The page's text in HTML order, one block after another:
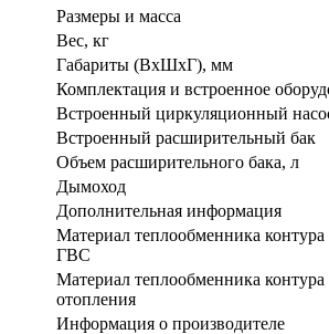
Размеры и масса
Вес, кг
Габариты (ВxШxГ), мм
Комплектация и встроенное
Встроенный циркуляционный
Встроенный расширительный бак
Объем расширительного бака, л
Дымоход
Дополнительная информация
Материал теплообменника контура
ГВС
Материал теплообменника контура
отопления
Информация о производителе